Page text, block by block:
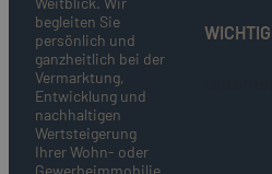
begleiten Sie
persönlich und
ganzheitlich bei der
Vermarktung,
Entwicklung und
nachhaltigen
Wertsteigerung
Ihrer Wohn- oder
Gewerbeimmobilie.